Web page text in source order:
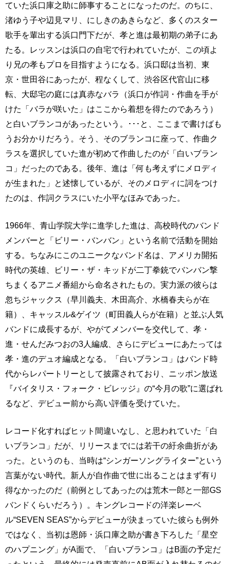
ていた浜口庫之助に師事することになったのだ。のちに、
渚ゆう子や辺見マリ、にしきのあきらなど、多くのスター
歌手を輩出する浜口門下だが、孝と進は最初期の弟子にあ
たる。レッスンは浜口の自宅で行われていたが、この頃よ
り兄の孝もプロを目指すようになる。浜口邸は当初、東
京・世田谷にあったが、程なくして、渋谷区代官山に移
転、大邸宅の庭には真赤なバラ（浜口が作詞・作曲を手が
けた「バラが咲いた」はここから着想を得たのであろう）
と白いブランコがあったという。･･･と、ここまで書けばも
うお分かりだろう。そう、そのブランコに座って、作曲ク
ラスを選択していた進が初めて作曲したのが「白いブラン
コ」だったのである。後年、進は「何も考えずにメロディ
が生まれた」と述懐しているが、そのメロディに詞をつけ
たのは、作詞クラスにいた小平なほみであった。
1966年、青山学院大学に進学した進は、高校時代のバンド
メンバーと「ビリー・バンバン」という名前で活動を開始
する。ちなみにこのユニークなバンド名は、アメリカ開拓
時代の英雄、ビリー・ザ・キッドが二丁拳銃でバンバン撃
ちまくるアニメ番組から命名されたもの。実力派の彼らは
忽ちジャックス（早川義夫、木田高介、水橋春夫らが在
籍）、キャッスル&ゲイツ（町田義人らが在籍）と並ぶ人気
バンドに成長するが、やがてメンバーを交代して、孝・
進・せんだみつおの3人編成、さらにデビューにあたっては
孝・進のデュオ編成となる。「白いブランコ」はバンド時
代からレパートリーとして披露されており、ニッポン放送
『バイタリス・フォーク・ビレッジ』の“今月の歌”に選ばれ
るなど、デビュー前から高い評価を受けていた。
レコード化すればヒット間違いなし、と思われていた「白
いブランコ」だが、リリースまでには若干の紆余曲折があ
った。というのも、当時は“シンガーソングライター”という
言葉がない時代。新人が自作曲で世に出ることはまず有り
得なかったのだ（前例としてあったのは荒木一郎と一部GS
バンドくらいだろう）。キングレコードの洋楽レーベ
ル“SEVEN SEAS”からデビューが決まっていた彼らも例外
ではなく、当初は恩師・浜口庫之助が書き下ろした「星空
のハプニング」がA面で、「白いブランコ」はB面の予定だ